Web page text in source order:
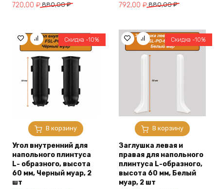
880,00₽
Первоначальная
880,00 ₽.
720,00 ₽
Текущая
880,00₽
Первоначальная
880,00 ₽.
792,00 ₽
Текущая
В корзину
Скидка -10%
Угол внутренний для
напольного плинтуса
L- образного, высота
60 мм, Черный муар, 2
шт
В корзину
Скидка -10%
Заглушка левая и
правая для напольного
плинтуса L-образного,
высота 60 мм, Белый
муар, 2 шт